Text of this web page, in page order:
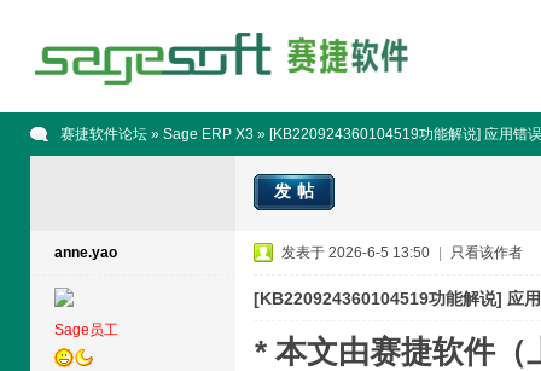
赛捷软件论坛» Sage ERP X3» [KB220924360104519功能解说] 应用错
发帖
anne.yao
Sage员工
发表于 2026-6-5 13:50 只看该作者
[KB220924360104519功能解说] 应
* 本文由赛捷软件（